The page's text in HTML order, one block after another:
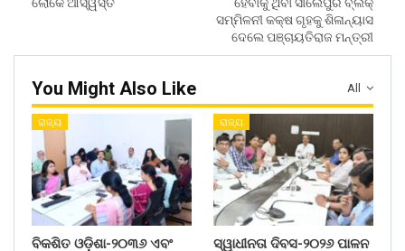
ସମ୍ମିଳନୀ କକ୍ଷ ଗୃହକୁ ଶିଳାନ୍ୟାସ
ଦେଲେ ପଞ୍ଚାୟତିରାଜ ମନ୍ତ୍ରୀ
All
You Might Also Like
ରାଜ୍ୟ
ବିକଶିତ ଓଡ଼ିଶା-୨୦୩୬ ଏବଂ
ରାଜ୍ୟ
ସ୍ୱାଧୀନତା ଦିବସ-୨୦୨୬ ପାଳନ